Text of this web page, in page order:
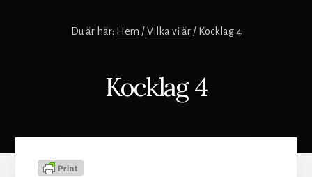
stoj.
Du är här: Hem / Vilka vi är /Kocklag 4
Kocklag 4